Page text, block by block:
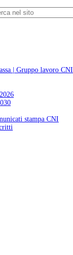
| Gruppo lavoro CNI
stampa CNI